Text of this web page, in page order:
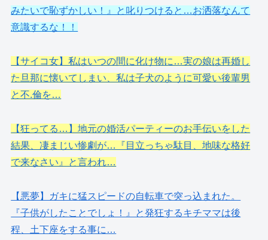
みたいで恥ずかしい！』と叱りつけると…お洒落なんて
意識するな！！
【サイコ女】私はいつの間に化け物に…実の娘は再婚し
た旦那に懐いてしまい、私は子犬のように可愛い後輩男
と不.倫を…
【狂ってる…】地元の婚活パーティーのお手伝いをした
結果、凄まじい惨劇が…『目立っちゃ駄目、地味な格好
で来なさい』と言われ…
【悪夢】ガキに猛スピードの自転車で突っ込まれた。
『子供がしたことでしょ！』と発狂するキチママは後
程、土下座をする事に…